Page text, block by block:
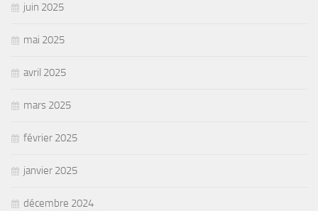
juin 2025
mai 2025
avril 2025
mars 2025
février 2025
janvier 2025
décembre 2024